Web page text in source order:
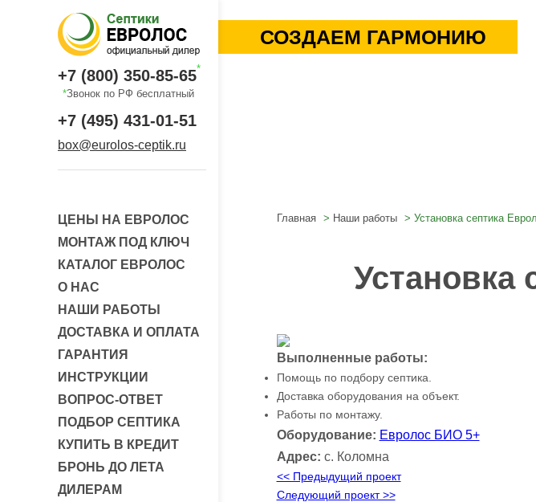
+7 (800) 350-85-65*
*Звонок по РФ бесплатный
+7 (495) 431-01-51
box@eurolos-ceptik.ru
ЦЕНЫ НА ЕВРОЛОС
МОНТАЖ ПОД КЛЮЧ
КАТАЛОГ ЕВРОЛОС
О НАС
НАШИ РАБОТЫ
ДОСТАВКА И ОПЛАТА
ГАРАНТИЯ
ИНСТРУКЦИИ
ВОПРОС-ОТВЕТ
ПОДБОР СЕПТИКА
КУПИТЬ В КРЕДИТ
БРОНЬ ДО ЛЕТА
ДИЛЕРАМ
СОЗДАЕМ ГАРМОНИЮ
Главная Наши работы Установка септика
Установка
Выполненные работы:
Помощь по подбору септика.
Доставка оборудования на объект.
Работы по монтажу.
Оборудование: Евролос БИО 5+
Адрес: с. Коломна
<< Предыдущий проект
Следующий проект >>